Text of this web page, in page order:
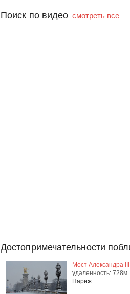
Поиск по видео смотреть все
Достопримечательности
Мост Александра III
удаленность: 728м
Париж